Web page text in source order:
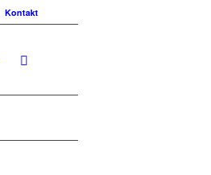
Kontakt